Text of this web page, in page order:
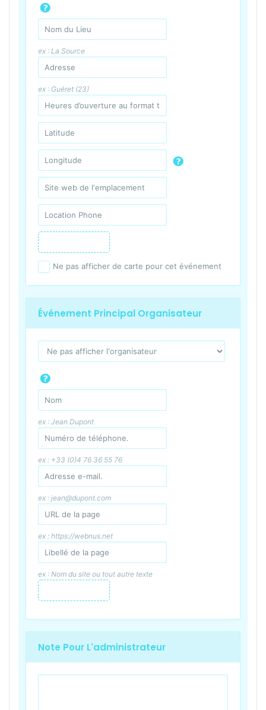
ex : La Source
ex : Guéret (23)
Ne pas afficher de carte pour cet événement
Événement Principal Organisateur
ex : Jean Dupont
ex : +33 (0)4 76 36 55 76
ex : jean@dupont.com
ex : https://webnus.net
ex : Nom du site ou tout autre texte
Note Pour L'administrateur